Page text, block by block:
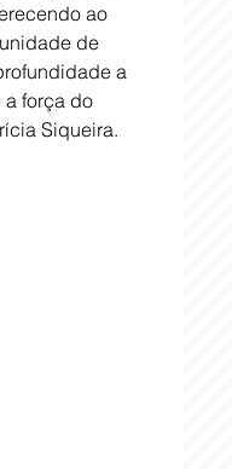
ao
de
a
força do
Siqueira.